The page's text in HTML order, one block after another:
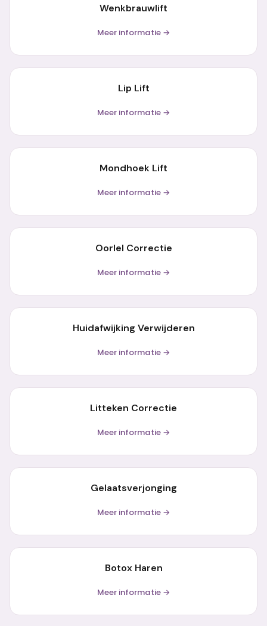
Wenkbrauwlift
Meer informatie →
Lip Lift
Meer informatie →
Mondhoek Lift
Meer informatie →
Oorlel Correctie
Meer informatie →
Huidafwijking Verwijderen
Meer informatie →
Litteken Correctie
Meer informatie →
Gelaatsverjonging
Meer informatie →
Botox Haren
Meer informatie →